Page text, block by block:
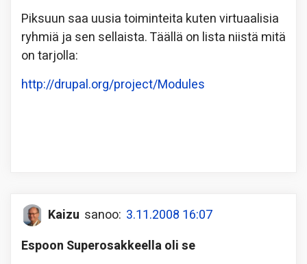
Piksuun saa uusia toiminteita kuten virtuaalisia
ryhmiä ja sen sellaista. Täällä on lista niistä mitä
on tarjolla:
http://drupal.org/project/Modules
Kaizu sanoo: 3.11.2008 16:07
Espoon Superosakkeella oli se